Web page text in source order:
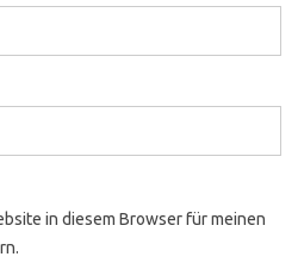
in diesem Browser für meinen